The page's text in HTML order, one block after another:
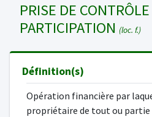
PRISE DE
PARTICIPATION (loc. f.)
Définition(s)
Opération financière par
propriétaire de tout ou partie